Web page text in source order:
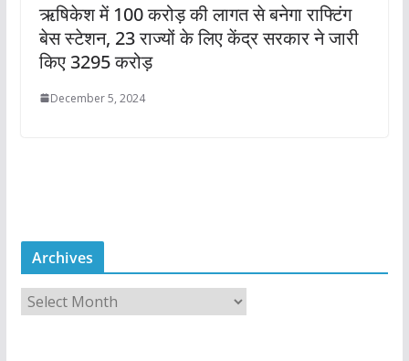
ऋषिकेश में 100 करोड़ की लागत से बनेगा राफ्टिंग
बेस स्टेशन, 23 राज्यों के लिए केंद्र सरकार ने जारी
किए 3295 करोड़
December 5, 2024
Archives
r